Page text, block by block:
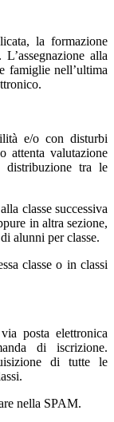
la formazione
alla
famiglie nell’ultima
e/o con disturbi
attenta valutazione
tra le
classe successiva
in altra sezione,
alunni per classe.
classe o in classi
posta elettronica
di iscrizione.
di tutte le
nella SPAM.